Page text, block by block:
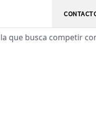
busca competir con